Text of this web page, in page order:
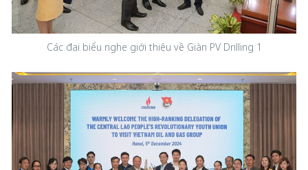
Các đại biểu nghe giới thiệu về Giàn PV Drilling 1